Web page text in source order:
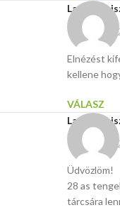
Laszlo
február 16,
Elnézést
kellene
VÁLASZ
Laszlo
február 16,
Üdvözlöm!
28 as
tárcsára